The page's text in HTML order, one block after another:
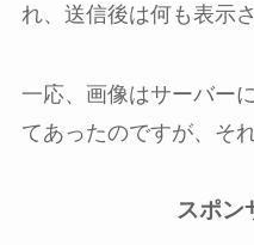
れ、送信後は何も表示
一応、画像はサーバー
てあったのですが、そ
スポン